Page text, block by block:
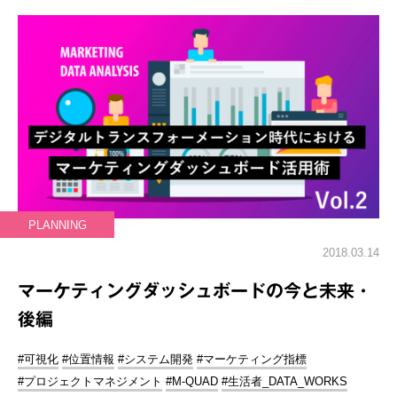
PLANNING
2018.03.14
マーケティングダッシュボードの今と未来・
後編
#可視化 #位置情報 #システム開発 #マーケティング指標
#プロジェクトマネジメント #M-QUAD #生活者_DATA_WORKS